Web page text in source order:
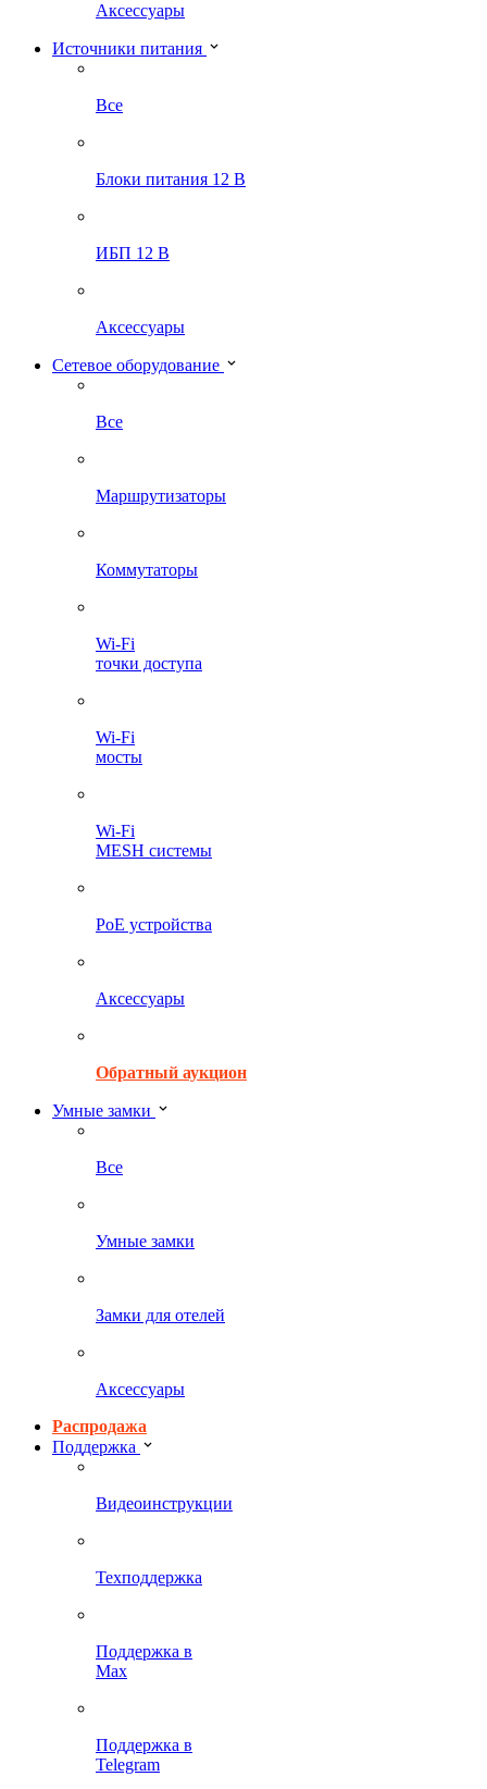
Аксессуары
Источники питания
Все
Блоки питания 12 В
ИБП 12 В
Аксессуары
Сетевое оборудование
Все
Маршрутизаторы
Коммутаторы
Wi-Fi
точки доступа
Wi-Fi
мосты
Wi-Fi
MESH системы
PoE устройства
Аксессуары
Обратный аукцион
Умные замки
Все
Умные замки
Замки для отелей
Аксессуары
Распродажа
Поддержка
Видеоинструкции
Техподдержка
Поддержка в
Max
Поддержка в
Telegram